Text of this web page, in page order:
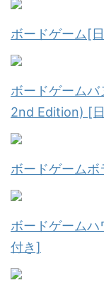
ボードゲーム[
ボードゲームバ
2nd Edition) [
ボードゲーム
ボードゲーム
付き]